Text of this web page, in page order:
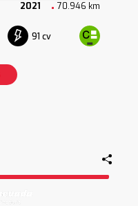
2021 70.946 km
91 cv